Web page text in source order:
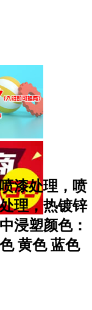
漆处理，喷
理，热镀锌
浸塑颜色：
黄色 蓝色